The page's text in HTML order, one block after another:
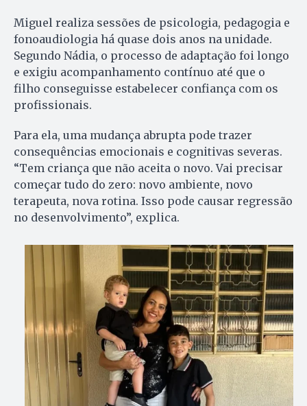
Miguel realiza sessões de psicologia, pedagogia e
fonoaudiologia há quase dois anos na unidade.
Segundo Nádia, o processo de adaptação foi longo
e exigiu acompanhamento contínuo até que o
filho conseguisse estabelecer confiança com os
profissionais.
Para ela, uma mudança abrupta pode trazer
consequências emocionais e cognitivas severas.
“Tem criança que não aceita o novo. Vai precisar
começar tudo do zero: novo ambiente, novo
terapeuta, nova rotina. Isso pode causar regressão
no desenvolvimento”, explica.